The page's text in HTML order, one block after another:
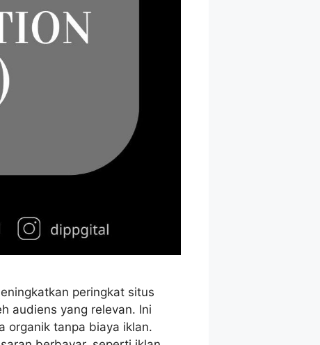
peringkat situs
audiens yang relevan. Ini
organik tanpa biaya iklan.